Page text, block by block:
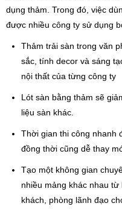
dụng thảm. Trong đó, việc
được nhiều công ty sử dụng
Thảm trải sàn trong văn
sắc, tính decor và sáng
nội thất của từng công ty
Lót sàn bằng thảm sẽ
liệu sàn khác.
Thời gian thi công nhanh
đồng thời cũng dễ thay
Tạo một không gian
nhiều mảng khác nhau
khách, phòng lãnh đạo